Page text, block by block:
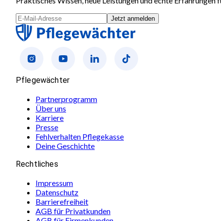
Jetzt anmelden
Pflegewächter
Partnerprogramm
Über uns
Karriere
Presse
Fehlverhalten Pflegekasse
Deine Geschichte
Rechtliches
Impressum
Datenschutz
Barrierefreiheit
AGB für Privatkunden